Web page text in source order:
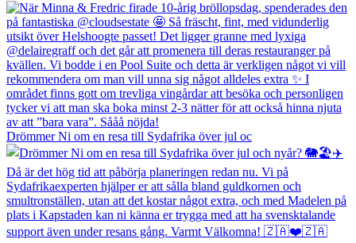
Drömmer Ni om en resa till Sydafrika över jul oc